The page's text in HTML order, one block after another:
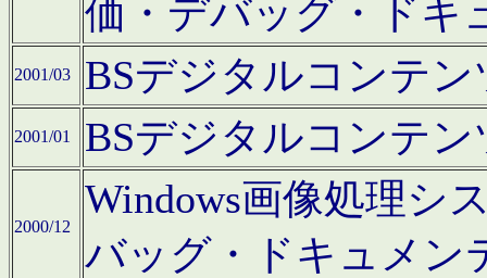
価・デバッグ・ドキ
2001/03 BSデジタルコンテ
2001/01 BSデジタルコンテ
2000/12
Windows画像処理シ
バッグ・ドキュメン